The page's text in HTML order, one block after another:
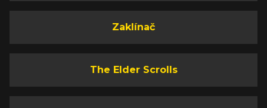
Zaklínač
The Elder Scrolls